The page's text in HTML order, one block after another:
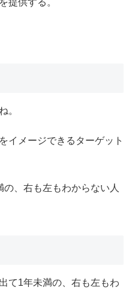
提供する。
。
イメージできるターゲット
、右も左もわからない人
て1年未満の、右も左もわ